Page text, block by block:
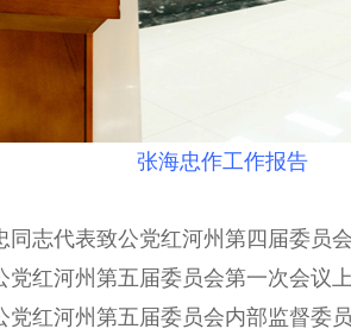
张海忠作工作报告
代表致公党红河州第四届委员
红河州第五届委员会第一次会议
红河州第五届委员会内部监督委员